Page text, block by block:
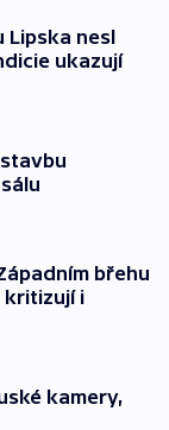
Lipska nesl
ukazují
břehu
kritizují i
kamery,